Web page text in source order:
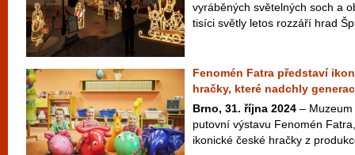
vyráběných světelných soch a
tisíci světly letos rozzáří hrad
Fenomén Fatra představí
hračky, které nadchly
Brno, 31. října 2024 –
putovní výstavu Fenomén
ikonické české hračky z